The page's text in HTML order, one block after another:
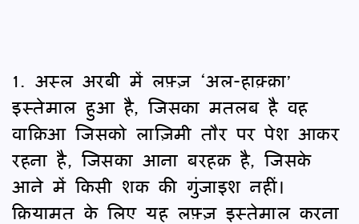
1. अस्ल अरबी में लफ़्ज़ ‘अल-हाक़्क़ा’
इस्तेमाल हुआ है, जिसका मतलब है वह
वाक़िआ जिसको लाज़िमी तौर पर पेश आकर
रहना है, जिसका आना बरहक़ है, जिसके
आने में किसी शक की गुंजाइश नहीं।
क़ियामत के लिए यह लफ़्ज़ इस्तेमाल करना